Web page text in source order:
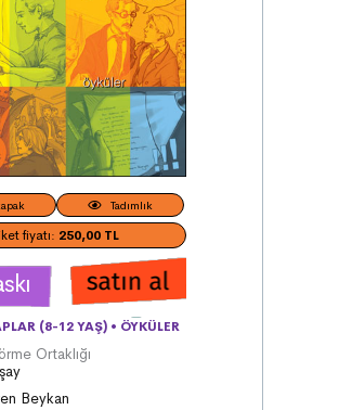
Tadımlık
fiyatı: 250,00 TL
(8-12 YAŞ) • ÖYKÜLER
Ortaklığı
Beykan